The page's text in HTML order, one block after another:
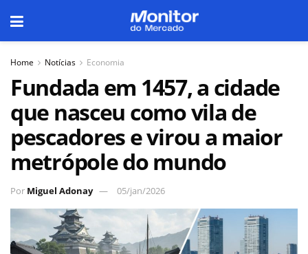
Home Notícias Economia
Fundada em 1457, a cidade
que nasceu como vila de
pescadores e virou a maior
metrópole do mundo
Por Miguel Adonay 05/jan/2026